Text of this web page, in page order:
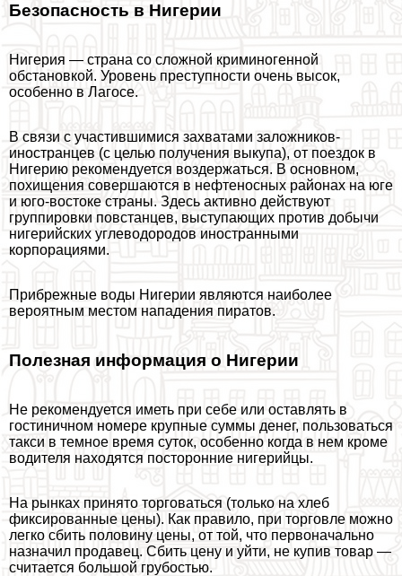
Безопасность в Нигерии
Нигерия — страна со сложной криминогенной
обстановкой. Уровень преступности очень высок,
особенно в Лагосе.
В связи с участившимися захватами заложников-
иностранцев (с целью получения выкупа), от поездок в
Нигерию рекомендуется воздержаться. В основном,
похищения совершаются в нефтеносных районах на юге
и юго-востоке страны. Здесь активно действуют
группировки повстанцев, выступающих против добычи
нигерийских углеводородов иностранными
корпорациями.
Прибрежные воды Нигерии являются наиболее
вероятным местом нападения пиратов.
Полезная информация о Нигерии
Не рекомендуется иметь при себе или оставлять в
гостиничном номере крупные суммы денег, пользоваться
такси в темное время суток, особенно когда в нем кроме
водителя находятся посторонние нигерийцы.
На рынках принято торговаться (только на хлеб
фиксированные цены). Как правило, при торговле можно
легко сбить половину цены, от той, что первоначально
назначил продавец. Сбить цену и уйти, не купив товар —
считается большой грубостью.